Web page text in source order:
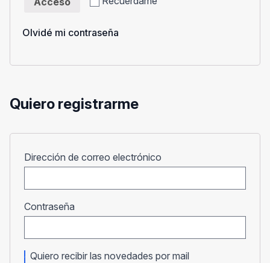
Olvidé mi contraseña
Quiero registrarme
Dirección de correo electrónico
Contraseña
Quiero recibir las novedades por mail